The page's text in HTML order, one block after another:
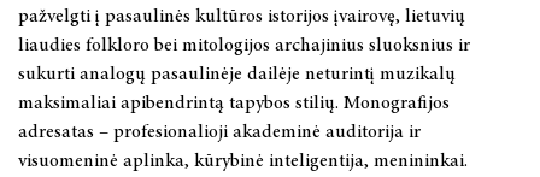
Romantizmo idėjos lietuvių teatre
Lietuvių teatro istorija. Trečioji knyga: 1970 – 1980
FILOSOFIJA
pažvelgti į pasaulinės kultūros istorijos įvairovę, lietuvių
liaudies folkloro bei mitologijos archajinius sluoksnius ir
sukurti analogų pasaulinėje dailėje neturintį muzikalų
maksimaliai apibendrintą tapybos stilių. Monografijos
adresatas – profesionalioji akademinė auditorija ir
visuomeninė aplinka, kūrybinė inteligentija, menininkai.